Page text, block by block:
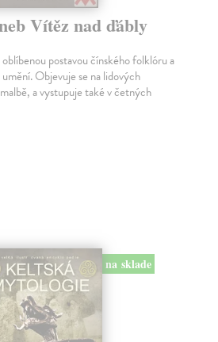
Vítěz nad ďábly
postavou čínského folklóru a
Objevuje se na lidových
a vystupuje také v četných
na sklade